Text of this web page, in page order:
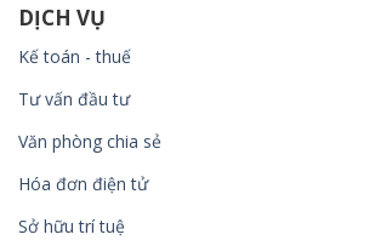
DỊCH VỤ
Kế toán - thuế
Tư vấn đầu tư
Văn phòng chia sẻ
Hóa đơn điện tử
Sở hữu trí tuệ